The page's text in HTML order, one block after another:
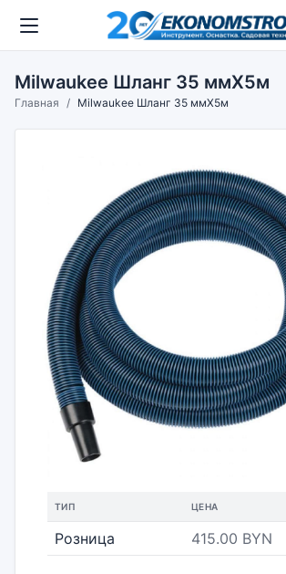
Milwaukee Шланг 35 ммХ5м
Главная Milwaukee Шланг 35 ммХ5м
ТИП ЦЕНА
Розница 415.00 BYN